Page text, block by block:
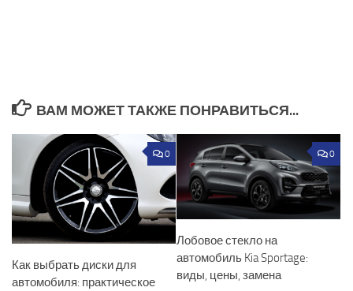
ВАМ МОЖЕТ ТАКЖЕ ПОНРАВИТЬСЯ...
0
Как выбрать диски для
автомобиля: практическое
0
Лобовое стекло на
автомобиль Kia Sportage:
виды, цены, замена